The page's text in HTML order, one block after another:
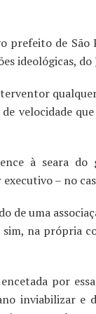
prefeito de
ideológicas,
velocidade
à seara do
– no
de uma
sim, na própria
por
inviabilizar e